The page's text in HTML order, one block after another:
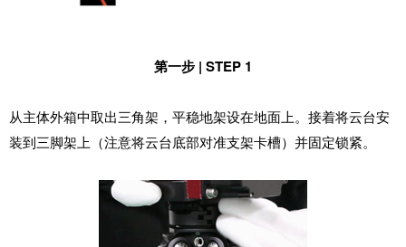
第一步 | STEP 1
从主体外箱中取出三角架，平稳地架设在地面上。接着将云台安
装到三脚架上（注意将云台底部对准支架卡槽）并固定锁紧。